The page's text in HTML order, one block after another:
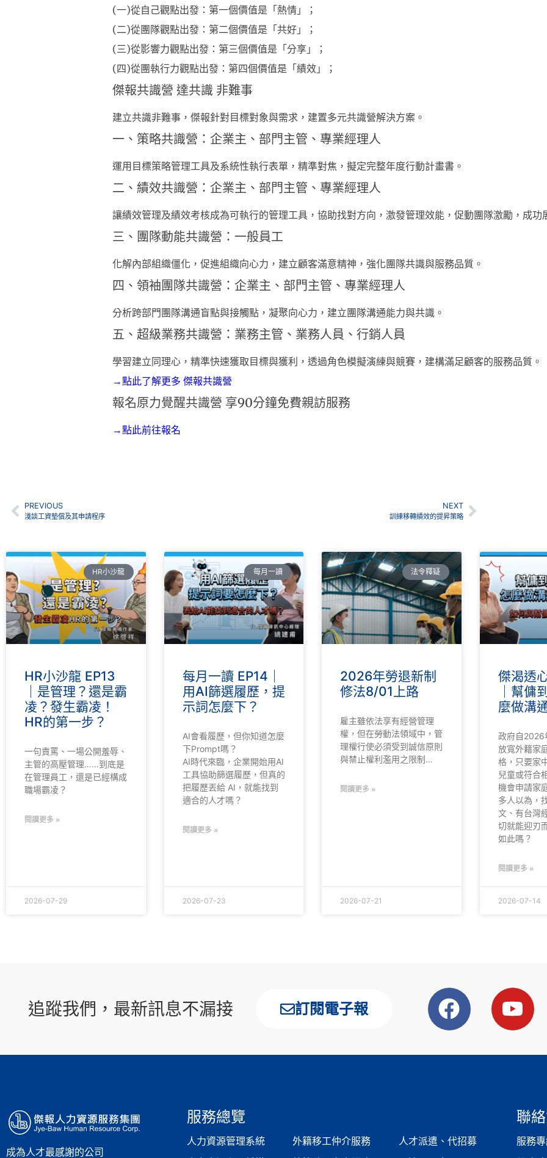
(一)從自己觀點出發：第一個價值是「熱情」；
(二)從團隊觀點出發：第二個價值是「共好」；
(三)從影響力觀點出發：第三個價值是「分享」；
(四)從團執行力觀點出發：第四個價值是「績效」；
傑報共識營 達共識 非難事
建立共識非難事，傑報針對目標對象與需求，建置多元共識營解決方案。
一、策略共識營：企業主、部門主管、專業經理人
運用目標策略管理工具及系統性執行表單，精準對焦，擬定完整年度行動計畫書。
二、績效共識營：企業主、部門主管、專業經理人
讓績效管理及績效考核成為可執行的管理工具，協助找對方向，激發管理效能，促動團隊激勵，成功
三、團隊動能共識營：一般員工
化解內部組織僵化，促進組織向心力，建立顧客滿意精神，強化團隊共識與服務品質。
四、領袖團隊共識營：企業主、部門主管、專業經理人
分析跨部門團隊溝通盲點與接觸點，凝聚向心力，建立團隊溝通能力與共識。
五、超級業務共識營：業務主管、業務人員、行銷人員
學習建立同理心，精準快速獲取目標與獲利，透過角色模擬演練與競賽，建構滿足顧客的服務品質。
→點此了解更多 傑報共識營
報名原力覺醒共識營 享90分鐘免費親訪服務
→點此前往報名
PREVIOUS
淺談工資墊償及其申請程序
NEXT
訓練移轉績效的提昇策略
HR小沙龍
HR小沙龍 EP13
｜是管理？還是霸
凌？發生霸凌！
HR的第一步？
一句責罵、一場公開羞辱、
主管的高壓管理……到底是
在管理員工，還是已經構成
職場霸凌？
閱讀更多 »
2026-07-29
每月一讀
每月一讀 EP14｜
用AI篩選履歷，提
示詞怎麼下？
AI會看履歷，但你知道怎麼
下Prompt嗎？
AI時代來臨，企業開始用AI
工具協助篩選履歷，但真的
把履歷丟給 AI，就能找到
適合的人才嗎？
閱讀更多 »
2026-07-23
法令釋疑
2026年勞退新制
修法8/01上路
雇主雖依法享有經營管理
權，但在勞動法領域中，管
理權行使必須受到誠信原則
與禁止權利濫用之限制…
閱讀更多 »
2026-07-21
傑渴透
｜幫傭
麼做溝
政府自2026
放寬外籍家
格，只要家
兒童或符合
機會申請家
多人以為，
文、有台灣
切就能迎刃
如此嗎？
閱讀更多 »
2026-07-14
追蹤我們，最新訊息不漏接 訂閱電子報
成為人才最感謝的公司
服務總覽
人力資源管理系統
外籍移工仲介服務
人才派遣、代招募
聯
服務